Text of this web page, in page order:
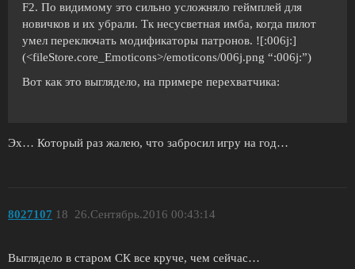
F2. По видимому это сильно усложняло геймплей для
новичков и их убрали. Тк несусветная имба, когда пилот
умел переключать модификаторы патронов. ![:006j:]
(<fileStore.core_Emoticons>/emoticons/006j.png “:006j:”)
Вот как это выглядело, на примере перехватчика:
Эх… Который раз жалею, что забросил игру на год…
8027107 26.Сентябрь.2016 00:43:14
18
Выглядело в старом СК все круче, чем сейчас…